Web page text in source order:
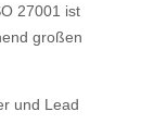
27001 ist
großen
und Lead